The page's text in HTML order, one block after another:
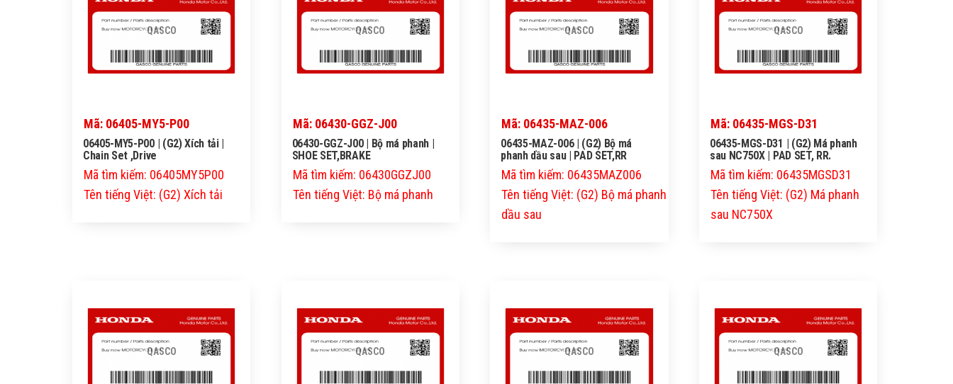
QASCO
Mã: 06405-MY5-P00
06405-MY5-P00 | (G2) Xích tải |
Chain Set ,Drive
Mã tìm kiếm: 06405MY5P00
Tên tiếng Việt: (G2) Xích tải
QASCO
Mã: 06430-GGZ-J00
06430-GGZ-J00 | Bộ má phanh |
SHOE SET,BRAKE
Mã tìm kiếm: 06430GGZJ00
Tên tiếng Việt: Bộ má phanh
QASCO
Mã: 06435-MAZ-006
06435-MAZ-006 | (G2) Bộ má
phanh dầu sau | PAD SET,RR
Mã tìm kiếm: 06435MAZ006
Tên tiếng Việt: (G2) Bộ má phanh
dầu sau
QASCO
Mã: 06435-MGS-D31
06435-MGS-D31 | (G2) Má phanh
sau NC750X | PAD SET, RR.
Mã tìm kiếm: 06435MGSD31
Tên tiếng Việt: (G2) Má phanh
sau NC750X
QASCO QASCO QASCO QASCO